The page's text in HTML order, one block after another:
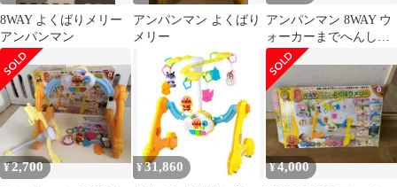
8WAY よくばりメリー
アンパンマン
アンパンマン よくばり
メリー
アンパンマン 8WAY ウ
ォーカーまでへんし
ん！よくばりメリー
¥2,700 ¥31,860 ¥4,000